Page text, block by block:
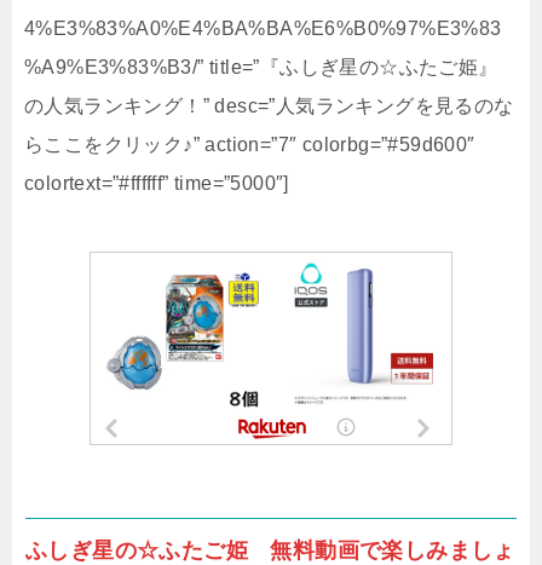
4%E3%83%A0%E4%BA%BA%E6%B0%97%E3%83
%A9%E3%83%B3/” title=”『ふしぎ星の☆ふたご姫』
の人気ランキング！” desc=”人気ランキングを見るのな
らここをクリック♪” action=”7″ colorbg=”#59d600″
colortext=”#ffffff” time=”5000″]
ふしぎ星の☆ふたご姫 無料動画で楽しみましょ